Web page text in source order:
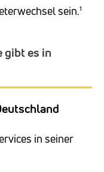
sein.¹
gibt es in
in seiner